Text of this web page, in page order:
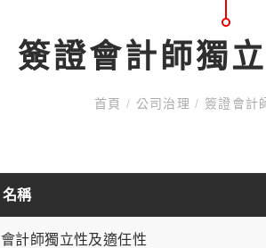
簽證會計師獨
首頁 / 公司治理/ 簽證會計
名稱
會計師獨立性及適任性